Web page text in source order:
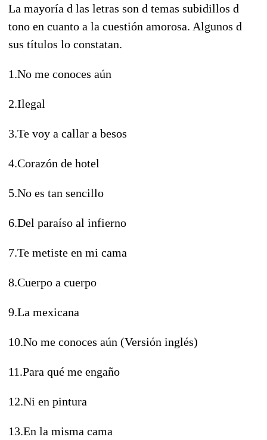
La mayoría d las letras son d temas subidillos d
tono en cuanto a la cuestión amorosa. Algunos d
sus títulos lo constatan.
1.No me conoces aún
2.Ilegal
3.Te voy a callar a besos
4.Corazón de hotel
5.No es tan sencillo
6.Del paraíso al infierno
7.Te metiste en mi cama
8.Cuerpo a cuerpo
9.La mexicana
10.No me conoces aún (Versión inglés)
11.Para qué me engaño
12.Ni en pintura
13.En la misma cama